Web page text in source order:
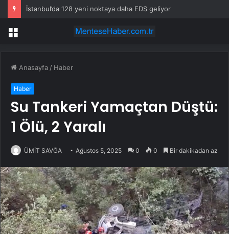
İstanbul’da 128 yeni noktaya daha EDS geliyor
Menü
Anasayfa / Haber
Haber
Su Tankeri Yamaçtan Düştü:
1 Ölü, 2 Yaralı
ÜMİT SAVĞA Ağustos 5, 2025 0 0 Bir dakikadan az